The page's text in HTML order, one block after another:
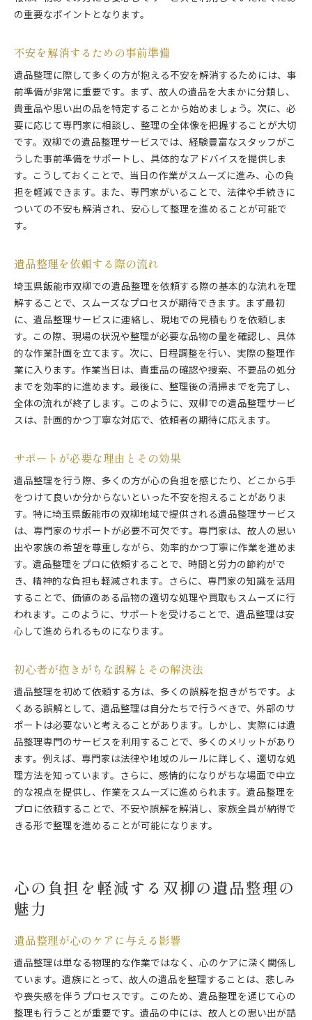
の重要なポイントとなります。
不安を解消するための事前準備
遺品整理に際して多くの方が抱える不安を解消するためには、事
前準備が非常に重要です。まず、故人の遺品を大まかに分類し、
貴重品や思い出の品を特定することから始めましょう。次に、必
要に応じて専門家に相談し、整理の全体像を把握することが大切
です。双柳での遺品整理サービスでは、経験豊富なスタッフがこ
うした事前準備をサポートし、具体的なアドバイスを提供しま
す。こうしておくことで、当日の作業がスムーズに進み、心の負
担を軽減できます。また、専門家がいることで、法律や手続きに
ついての不安も解消され、安心して整理を進めることが可能で
す。
遺品整理を依頼する際の流れ
埼玉県飯能市双柳での遺品整理を依頼する際の基本的な流れを理
解することで、スムーズなプロセスが期待できます。まず最初
に、遺品整理サービスに連絡し、現地での見積もりを依頼しま
す。この際、現場の状況や整理が必要な品物の量を確認し、具体
的な作業計画を立てます。次に、日程調整を行い、実際の整理作
業に入ります。作業当日は、貴重品の確認や捜索、不要品の処分
までを効率的に進めます。最後に、整理後の清掃までを完了し、
全体の流れが終了します。このように、双柳での遺品整理サービ
スは、計画的かつ丁寧な対応で、依頼者の期待に応えます。
サポートが必要な理由とその効果
遺品整理を行う際、多くの方が心の負担を感じたり、どこから手
をつけて良いか分からないといった不安を抱えることがありま
す。特に埼玉県飯能市の双柳地域で提供される遺品整理サービス
は、専門家のサポートが必要不可欠です。専門家は、故人の思い
出や家族の希望を尊重しながら、効率的かつ丁寧に作業を進めま
す。遺品整理をプロに依頼することで、時間と労力の節約がで
き、精神的な負担も軽減されます。さらに、専門家の知識を活用
することで、価値のある品物の適切な処理や買取もスムーズに行
われます。このように、サポートを受けることで、遺品整理は安
心して進められるものになります。
初心者が抱きがちな誤解とその解決法
遺品整理を初めて依頼する方は、多くの誤解を抱きがちです。よ
くある誤解として、遺品整理は自分たちで行うべきで、外部のサ
ポートは必要ないと考えることがあります。しかし、実際には遺
品整理専門のサービスを利用することで、多くのメリットがあり
ます。例えば、専門家は法律や地域のルールに詳しく、適切な処
理方法を知っています。さらに、感情的になりがちな場面で中立
的な視点を提供し、作業をスムーズに進められます。遺品整理を
プロに依頼することで、不安や誤解を解消し、家族全員が納得で
きる形で整理を進めることが可能になります。
心の負担を軽減する双柳の遺品整理の
魅力
遺品整理が心のケアに与える影響
遺品整理は単なる物理的な作業ではなく、心のケアに深く関係し
ています。遺族にとって、故人の遺品を整理することは、悲しみ
や喪失感を伴うプロセスです。このため、遺品整理を通じて心の
整理も行うことが重要です。遺品の中には、故人との思い出が詰